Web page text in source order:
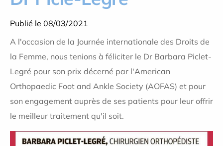
Publié le 08/03/2021
A l'occasion de la Journée internationale des Droits de
la Femme, nous tenions à féliciter le Dr Barbara Piclet-
Legré pour son prix décerné par l'American
Orthopaedic Foot and Ankle Society (AOFAS) et pour
son engagement auprès de ses patients pour leur offrir
le meilleur traitement qu'il soit.